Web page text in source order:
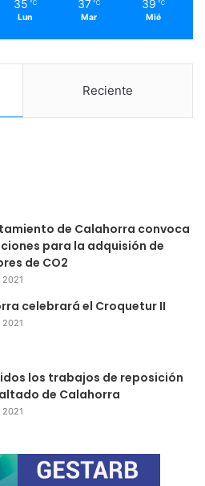
35 ℃
Lun
37 ℃
Mar
39 ℃
Mié
Reciente
de Calahorra convoca
para la adquisión de
de CO2
2021
celebrará el Croquetur II
2021
los trabajos de reposición
de Calahorra
2021